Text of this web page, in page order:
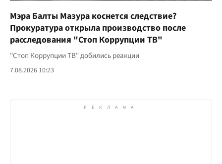
Мэра Балты Мазура коснется следствие?
Прокуратура открыла производство после
расследования "Стоп Коррупции ТВ"
"Стоп Коррупции ТВ" добились реакции
7.08.2026 10:23